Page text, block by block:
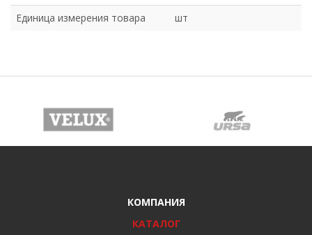
Единица измерения товара
шт
КОМПАНИЯ
КАТАЛОГ